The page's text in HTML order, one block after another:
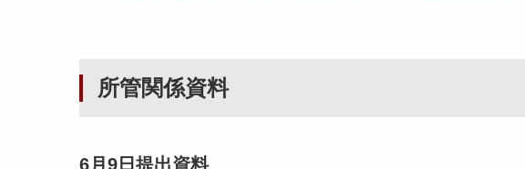
所管関係資料
6月9日提出資料